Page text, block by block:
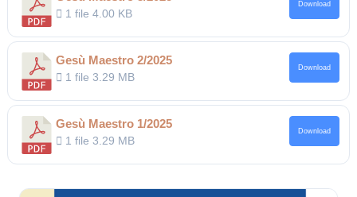
1 file4.00 KB
Download
Gesù Maestro 2/2025
1 file3.29 MB
Download
Gesù Maestro 1/2025
1 file3.29 MB
Download